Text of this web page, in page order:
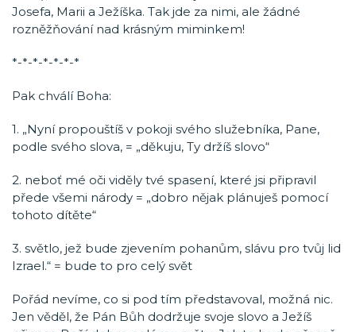
Josefa, Marii a Ježíška. Tak jde za nimi, ale žádné
rozněžňování nad krásným miminkem!
*-*-*-*-*-*-*
Pak chválí Boha:
1. „Nyní propouštíš v pokoji svého služebníka, Pane,
podle svého slova, = „děkuju, Ty držíš slovo“
2. neboť mé oči viděly tvé spasení, které jsi připravil
přede všemi národy = „dobro nějak plánuješ pomocí
tohoto dítěte“
3. světlo, jež bude zjevením pohanům, slávu pro tvůj lid
Izrael.“ = bude to pro celý svět
Pořád nevíme, co si pod tím představoval, možná nic.
Jen věděl, že Pán Bůh dodržuje svoje slovo a Ježíš